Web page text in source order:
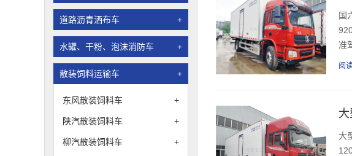
道路沥青洒布车 +
水罐、干粉、泡沫消防车 +
散装饲料运输车 +
东风散装饲料车 +
陕汽散装饲料车 +
柳汽散装饲料车 +
国
准
阅
大